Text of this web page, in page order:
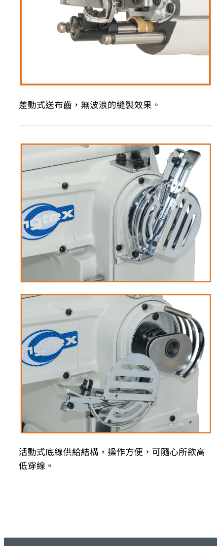
差動式送布齒，無波浪的縫製效果。
活動式底線供給結構，操作方便，可隨心所欲高
低穿線。